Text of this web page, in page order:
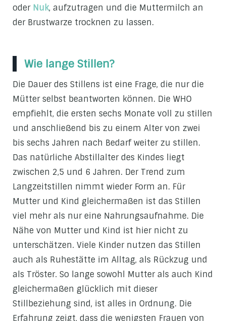
oder Nuk, aufzutragen und die Muttermilch an
der Brustwarze trocknen zu lassen.
Wie lange Stillen?
Die Dauer des Stillens ist eine Frage, die nur die
Mütter selbst beantworten können. Die WHO
empfiehlt, die ersten sechs Monate voll zu stillen
und anschließend bis zu einem Alter von zwei
bis sechs Jahren nach Bedarf weiter zu stillen.
Das natürliche Abstillalter des Kindes liegt
zwischen 2,5 und 6 Jahren. Der Trend zum
Langzeitstillen nimmt wieder Form an. Für
Mutter und Kind gleichermaßen ist das Stillen
viel mehr als nur eine Nahrungsaufnahme. Die
Nähe von Mutter und Kind ist hier nicht zu
unterschätzen. Viele Kinder nutzen das Stillen
auch als Ruhestätte im Alltag, als Rückzug und
als Tröster. So lange sowohl Mutter als auch Kind
gleichermaßen glücklich mit dieser
Stillbeziehung sind, ist alles in Ordnung. Die
Erfahrung zeigt, dass die wenigsten Frauen von